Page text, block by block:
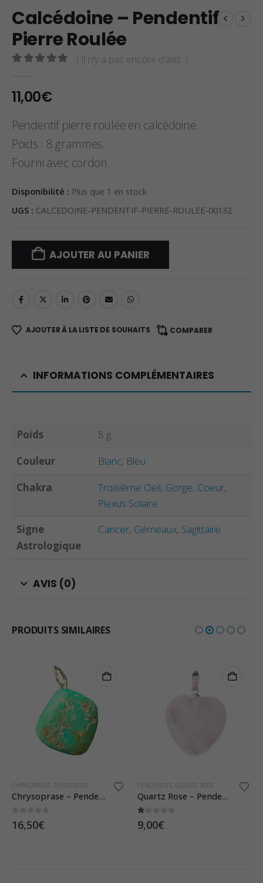
Calcédoine – Pendentif
Pierre Roulée
( Il n’y a pas encore d’avis. )
11,00€
Pendentif pierre roulée en calcédoine.
Poids : 8 grammes.
Fourni avec cordon.
Disponibilité : Plus que 1 en stock
UGS : CALCEDOINE-PENDENTIF-PIERRE-ROULEE-00132
AJOUTER AU PANIER
AJOUTER À LA LISTE DE SOUHAITS COMPARER
INFORMATIONS COMPLÉMENTAIRES
Poids
8 g
Couleur
Blanc, Bleu
Chakra
Troisième Oeil, Gorge, Coeur,
Plexus Solaire
Signe
Astrologique
Cancer, Gémeaux, Sagittaire
AVIS (0)
PRODUITS SIMILAIRES
CHRYSOPRASE PENDENTIFS
Chrysoprase – Pendentif Pierre Roulée
16,50€
PENDENTIFS QUARTZ ROSE
Quartz Rose – Pendentif Coeur
9,00€